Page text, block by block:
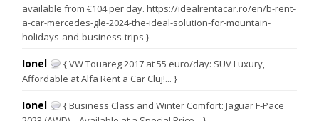
available from €104 per day. https://idealrentacar.ro/en/b-rent-
a-car-mercedes-gle-2024-the-ideal-solution-for-mountain-
holidays-and-business-trips }
Ionel
{ VW Touareg 2017 at 55 euro/day: SUV Luxury,
Affordable at Alfa Rent a Car Cluj!... }
Ionel
{ Business Class and Winter Comfort: Jaguar F-Pace